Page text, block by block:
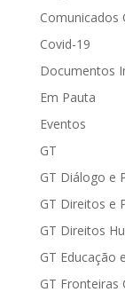
Comunicados
Covid-19
Documentos
Em Pauta
Eventos
GT
GT Diálogo e
GT Direitos e
GT Direitos
GT Educação
GT Fronteiras